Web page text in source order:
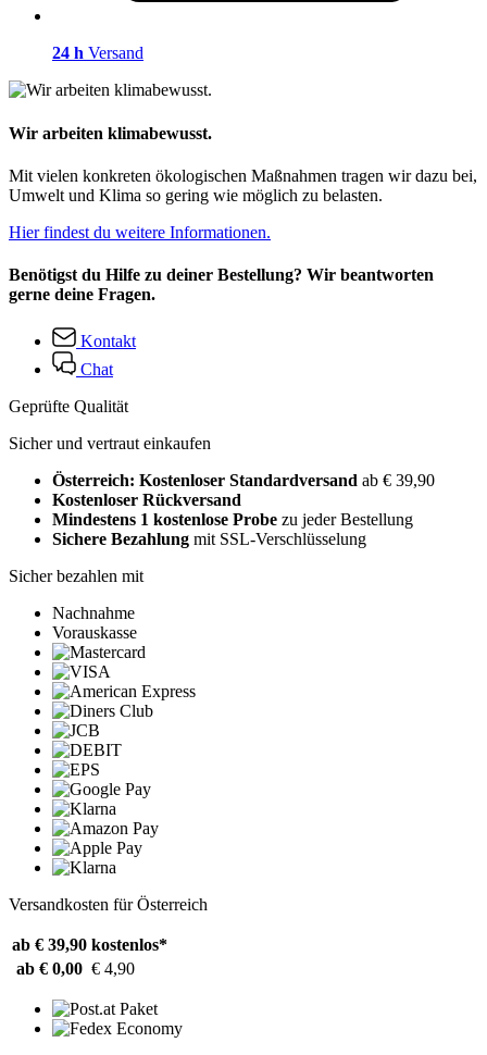
24 h Versand
Wir arbeiten klimabewusst.
Mit vielen konkreten ökologischen Maßnahmen tragen wir dazu bei,
Umwelt und Klima so gering wie möglich zu belasten.
Hier findest du weitere Informationen.
Benötigst du Hilfe zu deiner Bestellung? Wir beantworten
gerne deine Fragen.
Kontakt
Chat
Geprüfte Qualität
Sicher und vertraut einkaufen
Österreich: Kostenloser Standardversand ab € 39,90
Kostenloser Rückversand
Mindestens 1 kostenlose Probe zu jeder Bestellung
Sichere Bezahlung mit SSL-Verschlüsselung
Sicher bezahlen mit
Nachnahme
Vorauskasse
Versandkosten für Österreich
ab € 39,90 kostenlos*
ab € 0,00 € 4,90